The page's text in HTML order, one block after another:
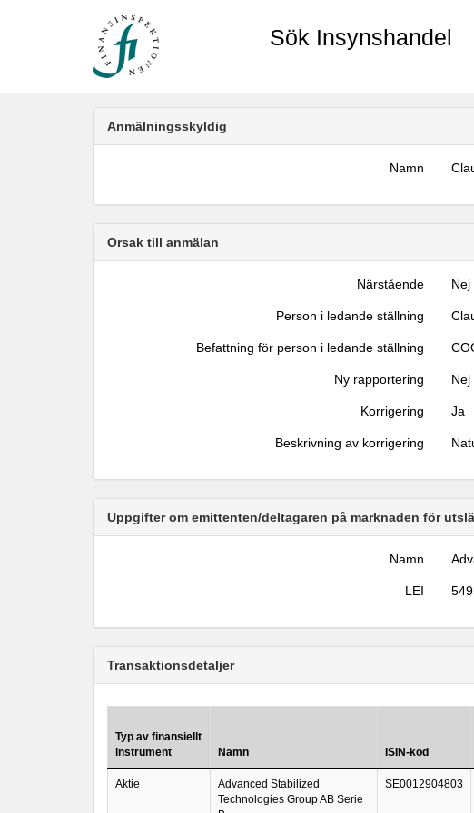
Sök Insynshandel
Anmälningsskyldig
Namn
Orsak till anmälan
Närstående Nej
Person i ledande ställning
Befattning för person i ledande ställning
Ny rapportering Nej
Korrigering Ja
Beskrivning av korrigering
Uppgifter om emittenten/deltagaren på marknaden för
Namn
LEI
Transaktionsdetaljer
Typ av finansiellt
instrument
Namn ISIN-kod
Aktie
Advanced Stabilized
Technologies Group AB Serie
SE0012904803